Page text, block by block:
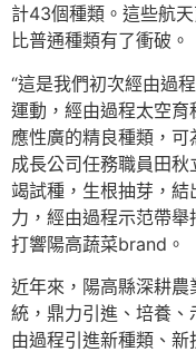
計43個種類。這些航
比普通種類有了衝破。
“這是我們初次經由過
運動，經由過程太空
應性廣的精良種類，
成長公司任務職員田
竭試種，生根抽芽，
力，經由過程示范帶
打響陽高蔬菜brand。
近年來，陽高縣深耕農
統，鼎力引進、培養
由過程引進新種類、新